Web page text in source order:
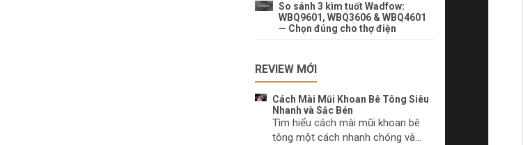
So sánh 3 kìm tuốt Wadfow:
WBQ9601, WBQ3606 & WBQ4601
— Chọn đúng cho thợ điện
REVIEW MỚI
Cách Mài Mũi Khoan Bê Tông Siêu
Nhanh và Sắc Bén
Tìm hiểu cách mài mũi khoan bê
tông một cách nhanh chóng và